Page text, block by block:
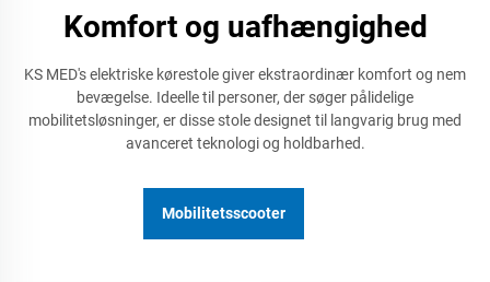
Komfort og uafhængighed
KS MED's elektriske kørestole giver ekstraordinær komfort og nem
bevægelse. Ideelle til personer, der søger pålidelige
mobilitetsløsninger, er disse stole designet til langvarig brug med
avanceret teknologi og holdbarhed.
Mobilitetsscooter